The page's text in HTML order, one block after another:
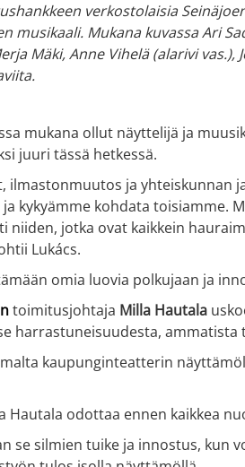
verkostolaisia
musikaali. Mukana kuvassa Ari
Mäki, Anne Vihelä (alarivi
mukana ollut näyttelijä ja
juuri tässä hetkessä.
ilmastonmuutos ja yhteiskunnan
kykyämme kohdata toisiamme.
niiden, jotka ovat kaikkein
Lukács.
omia luovia polkujaan ja
toimitusjohtaja Milla Hautala
harrastuneisuudesta,
kaupunginteatterin
Hautala odottaa ennen kaikkea
se silmien tuike ja innostus, kun